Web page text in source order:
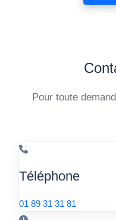
Pour toute
Téléphone
01 89 31 31 81